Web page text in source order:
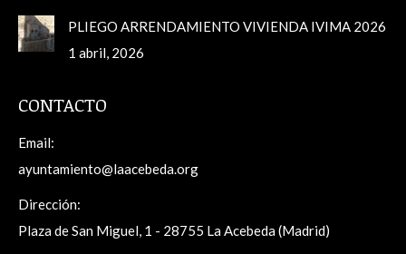
PLIEGO ARRENDAMIENTO VIVIENDA IVIMA 2026
1 abril, 2026
CONTACTO
Email:
ayuntamiento@laacebeda.org
Dirección:
Plaza de San Miguel, 1 - 28755 La Acebeda (Madrid)